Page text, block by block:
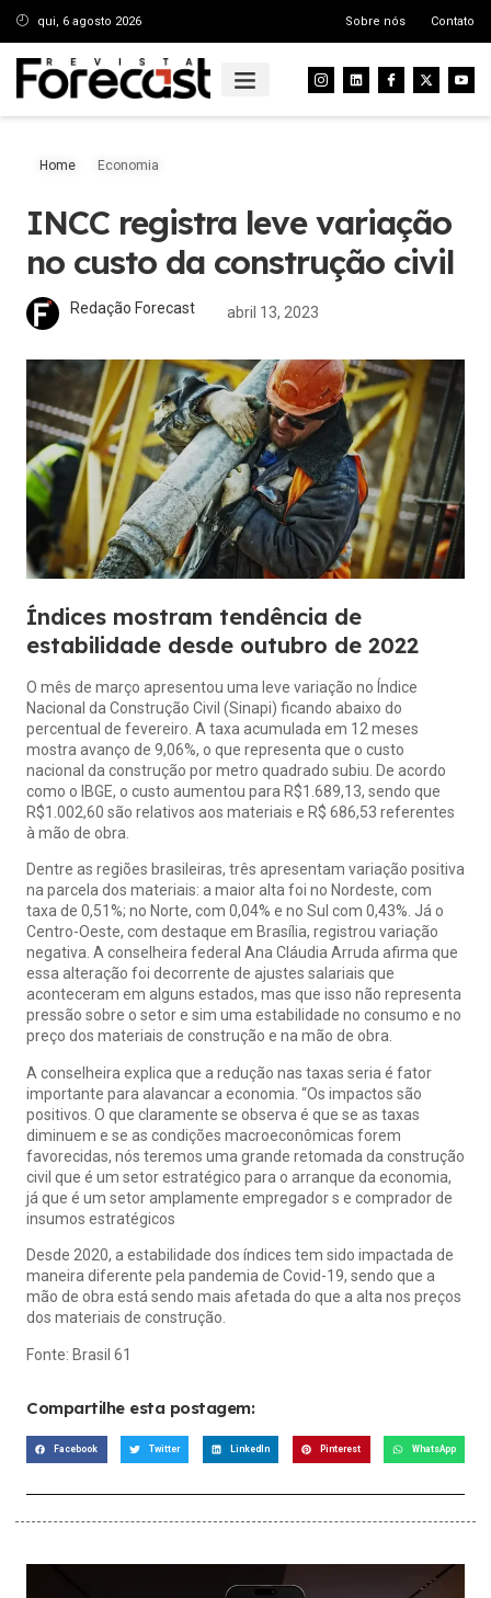
qui, 6 agosto 2026 Sobre nós Contato
Home Economia
INCC registra leve variação
no custo da construção civil
Redação Forecast abril 13, 2023
Índices mostram tendência de
estabilidade desde outubro de 2022
O mês de março apresentou uma leve variação no Índice
Nacional da Construção Civil (Sinapi) ficando abaixo do
percentual de fevereiro. A taxa acumulada em 12 meses
mostra avanço de 9,06%, o que representa que o custo
nacional da construção por metro quadrado subiu. De acordo
como o IBGE, o custo aumentou para R$1.689,13, sendo que
R$1.002,60 são relativos aos materiais e R$ 686,53 referentes
à mão de obra.
Dentre as regiões brasileiras, três apresentam variação positiva
na parcela dos materiais: a maior alta foi no Nordeste, com
taxa de 0,51%; no Norte, com 0,04% e no Sul com 0,43%. Já o
Centro-Oeste, com destaque em Brasília, registrou variação
negativa. A conselheira federal Ana Cláudia Arruda afirma que
essa alteração foi decorrente de ajustes salariais que
aconteceram em alguns estados, mas que isso não representa
pressão sobre o setor e sim uma estabilidade no consumo e no
preço dos materiais de construção e na mão de obra.
A conselheira explica que a redução nas taxas seria é fator
importante para alavancar a economia. “Os impactos são
positivos. O que claramente se observa é que se as taxas
diminuem e se as condições macroeconômicas forem
favorecidas, nós teremos uma grande retomada da construção
civil que é um setor estratégico para o arranque da economia,
já que é um setor amplamente empregador s e comprador de
insumos estratégicos
Desde 2020, a estabilidade dos índices tem sido impactada de
maneira diferente pela pandemia de Covid-19, sendo que a
mão de obra está sendo mais afetada do que a alta nos preços
dos materiais de construção.
Fonte: Brasil 61
Compartilhe esta postagem:
Facebook Twitter LinkedIn Pinterest WhatsApp